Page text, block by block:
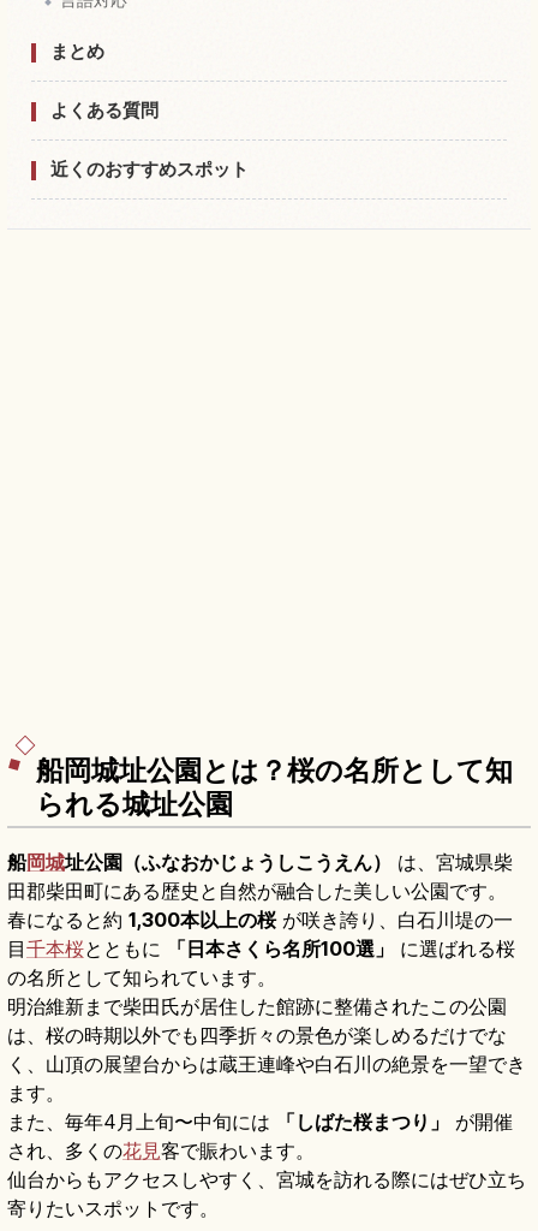
まとめ
よくある質問
近くのおすすめスポット
船岡城址公園とは？桜の名所として知
られる城址公園
船岡城址公園（ふなおかじょうしこうえん）
は、宮城県柴
田郡柴田町にある歴史と自然が融合した美しい公園です。
春になると約 1,300本以上の桜が咲き誇り、白石川堤の一
目千本桜とともに 「日本さくら名所100選」
に選ばれる桜
の名所として知られています。
明治維新まで柴田氏が居住した館跡に整備されたこの公園
は、桜の時期以外でも四季折々の景色が楽しめるだけでな
く、山頂の展望台からは蔵王連峰や白石川の絶景を一望でき
ます。
また、毎年4月上旬〜中旬には
「しばた桜まつり」
が開催
され、多くの花見客で賑わいます。
仙台からもアクセスしやすく、宮城を訪れる際にはぜひ立ち
寄りたいスポットです。